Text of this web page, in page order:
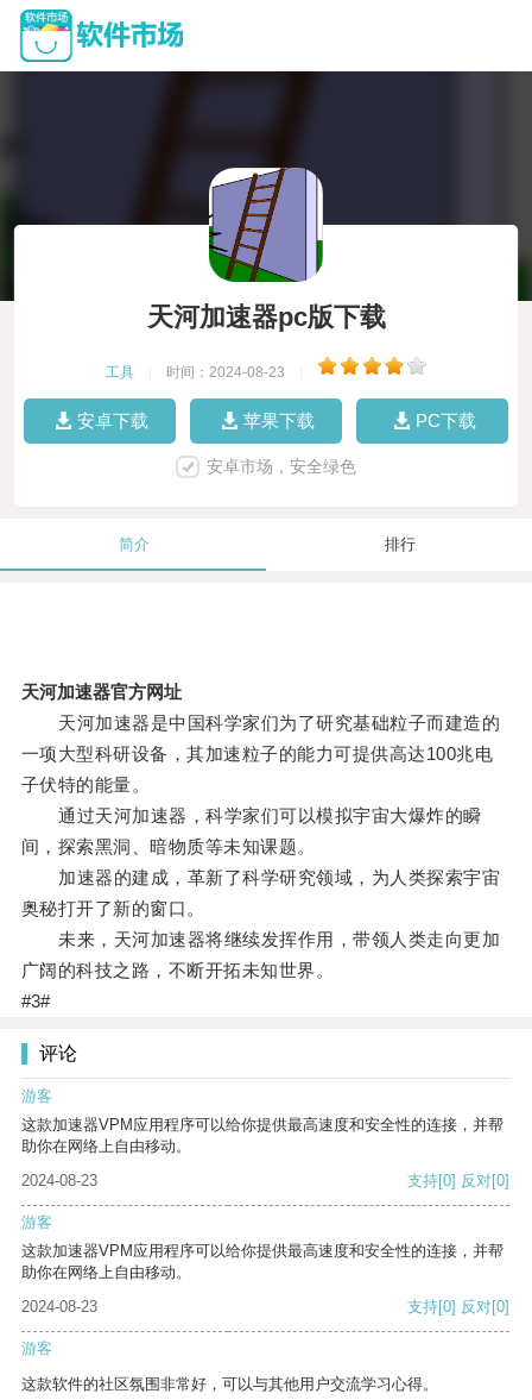
天河加速器pc版下载
工具 时间：2024-08-23
安卓下载 苹果下载 PC下载
安卓市场，安全绿色
简介 排行
天河加速器官方网址
天河加速器是中国科学家们为了研究基础粒子而建造的
一项大型科研设备，其加速粒子的能力可提供高达100兆电
子伏特的能量。
通过天河加速器，科学家们可以模拟宇宙大爆炸的瞬
间，探索黑洞、暗物质等未知课题。
加速器的建成，革新了科学研究领域，为人类探索宇宙
奥秘打开了新的窗口。
未来，天河加速器将继续发挥作用，带领人类走向更加
广阔的科技之路，不断开拓未知世界。
#3#
评论
游客
这款加速器VPM应用程序可以给你提供最高速度和安全性的连接，并帮
助你在网络上自由移动。
2024-08-23
支持[0] 反对[0]
游客
这款加速器VPM应用程序可以给你提供最高速度和安全性的连接，并帮
助你在网络上自由移动。
2024-08-23
支持[0] 反对[0]
游客
这款软件的社区氛围非常好，可以与其他用户交流学习心得。